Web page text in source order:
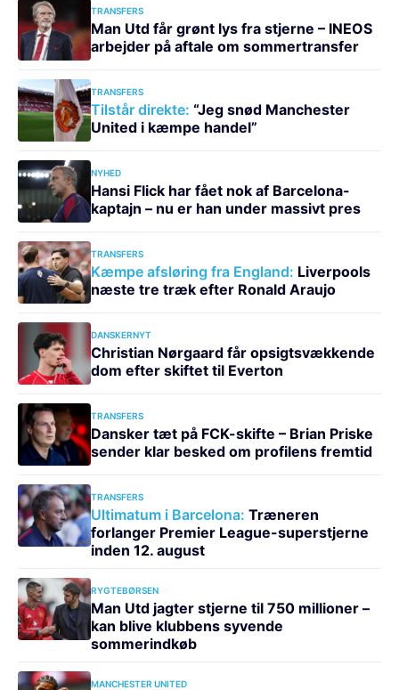
TRANSFERS
Man Utd får grønt lys fra stjerne – INEOS
arbejder på aftale om sommertransfer
TRANSFERS
Tilstår direkte: “Jeg snød Manchester
United i kæmpe handel”
NYHED
Hansi Flick har fået nok af Barcelona-
kaptajn – nu er han under massivt pres
TRANSFERS
Kæmpe afsløring fra England: Liverpools
næste tre træk efter Ronald Araujo
DANSKERNYT
Christian Nørgaard får opsigtsvækkende
dom efter skiftet til Everton
TRANSFERS
Dansker tæt på FCK-skifte – Brian Priske
sender klar besked om profilens fremtid
TRANSFERS
Ultimatum i Barcelona: Træneren
forlanger Premier League-superstjerne
inden 12. august
RYGTEBØRSEN
Man Utd jagter stjerne til 750 millioner –
kan blive klubbens syvende
sommerindkøb
MANCHESTER UNITED